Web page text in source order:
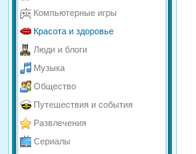
Компьютерные игры
Красота и здоровье
Люди и блоги
Музыка
Общество
Путешествия и события
Развлечения
Сериалы